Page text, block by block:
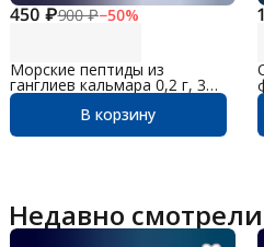
450 ₽900 ₽−50%
Морские пептиды из
ганглиев кальмара 0,2 г, 30
таблеток
В корзину
Недавно смотрели